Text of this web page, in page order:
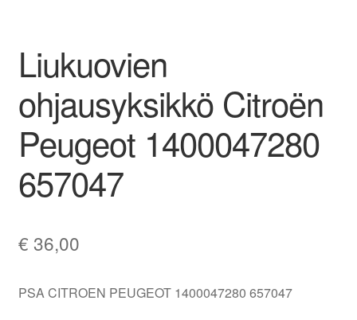
Valitukset
Liukuovien
ohjausyksikkö Citroën
Peugeot 1400047280
657047
€ 36,00
PSA CITROEN PEUGEOT 1400047280 657047